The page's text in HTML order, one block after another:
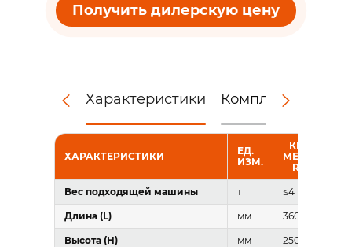
Получить дилерскую цену
Характеристики Комплектация
ХАРАКТЕРИСТИКИ
ЕД.
ИЗМ.
КВИК-
RAY RMC-
Вес подходящей машины т ≤4
Длина (L) мм 360-475
Высота (H) мм 250-300